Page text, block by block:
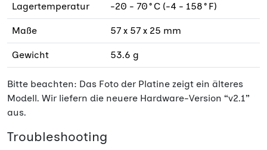
Lagertemperatur -20 - 70°C (-4 - 158°F)
Maße 57 x 57 x 25 mm
Gewicht 53.6 g
Bitte beachten: Das Foto der Platine zeigt ein älteres
Modell. Wir liefern die neuere Hardware-Version “v2.1”
aus.
Troubleshooting